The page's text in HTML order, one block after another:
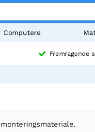
Computere
Fremragende